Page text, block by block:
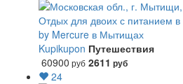
Отдых для двоих с питанием
by Mercure в Мытищах
Kupikupon Путешествия
60900 руб 2611 руб
24